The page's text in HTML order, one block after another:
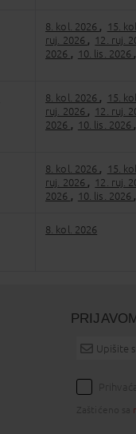
8. kol. 2026 , 15.
ruj. 2026 , 12. ruj.
2026 , 10. lis. 2026 ,
8. kol. 2026 , 15.
ruj. 2026 , 12. ruj.
2026 , 10. lis. 2026 ,
8. kol. 2026 , 15.
ruj. 2026 , 12. ruj.
2026 , 10. lis. 2026 ,
8. kol. 2026
Zaštićeno sa